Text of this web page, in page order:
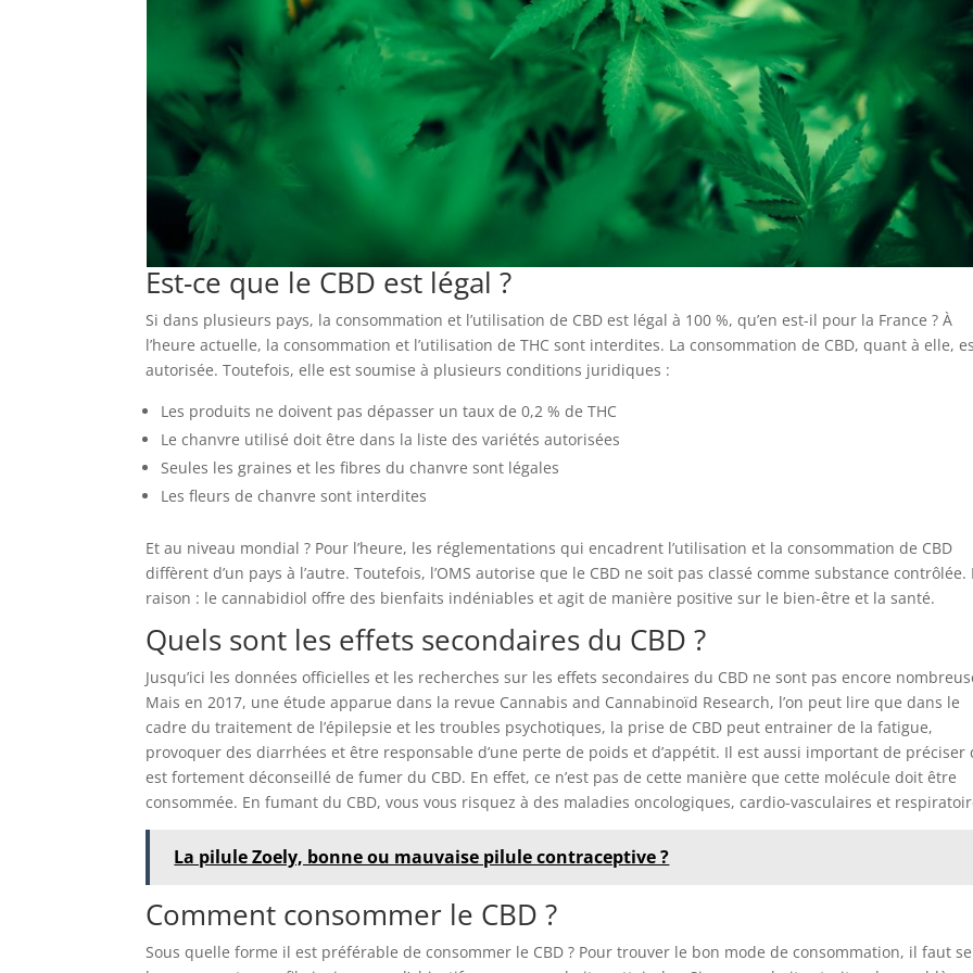
Est-ce que le CBD est légal ?
Si dans plusieurs pays, la consommation et l’utilisation de CBD est légal à 100 %, qu’en est-il pour la France ? À
l’heure actuelle, la consommation et l’utilisation de THC sont interdites. La consommation de CBD, quant à elle,
autorisée. Toutefois, elle est soumise à plusieurs conditions juridiques :
Les produits ne doivent pas dépasser un taux de 0,2 % de THC
Le chanvre utilisé doit être dans la liste des variétés autorisées
Seules les graines et les fibres du chanvre sont légales
Les fleurs de chanvre sont interdites
Et au niveau mondial ? Pour l’heure, les réglementations qui encadrent l’utilisation et la consommation de CBD
diffèrent d’un pays à l’autre. Toutefois, l’OMS autorise que le CBD ne soit pas classé comme substance contrôlée.
raison : le cannabidiol offre des bienfaits indéniables et agit de manière positive sur le bien-être et la santé.
Quels sont les effets secondaires du CBD ?
Jusqu’ici les données officielles et les recherches sur les effets secondaires du CBD ne sont pas encore
Mais en 2017, une étude apparue dans la revue Cannabis and Cannabinoïd Research, l’on peut lire que dans le
cadre du traitement de l’épilepsie et les troubles psychotiques, la prise de CBD peut entrainer de la fatigue,
provoquer des diarrhées et être responsable d’une perte de poids et d’appétit. Il est aussi important de préciser
est fortement déconseillé de fumer du CBD. En effet, ce n’est pas de cette manière que cette molécule doit être
consommée. En fumant du CBD, vous vous risquez à des maladies oncologiques, cardio-vasculaires et
La pilule Zoely, bonne ou mauvaise pilule contraceptive ?
Comment consommer le CBD ?
Sous quelle forme il est préférable de consommer le CBD ? Pour trouver le bon mode de consommation, il faut se